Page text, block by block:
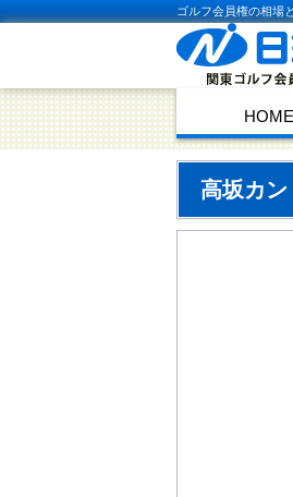
ゴルフ会員権の相場
HOME
高坂カ